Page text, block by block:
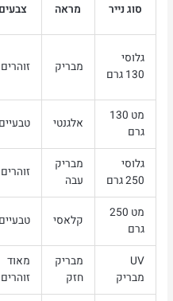
סוג נייר מראה צבעים
גלוסי
130 גרם
מבריק זוהרים
מט 130
גרם
אלגנטי טבעיים
גלוסי
250 גרם
מבריק
עבה
זוהרים
מט 250
גרם
קלאסי טבעיים
UV
מבריק
מבריק
חזק
מאוד
זוהרים